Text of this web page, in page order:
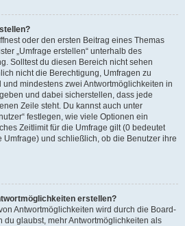
oder den ersten Beitrag eines Themas
„Umfrage erstellen“ unterhalb des
Solltest du diesen Bereich nicht sehen
nicht die Berechtigung, Umfragen zu
mindestens zwei Antwortmöglichkeiten in
und dabei sicherstellen, dass jede
Zeile steht. Du kannst auch unter
festlegen, wie viele Optionen ein
Zeitlimit für die Umfrage gilt (0 bedeutet
und schließlich, ob die Benutzer ihre
erstellen?
Antwortmöglichkeiten wird durch die Board-
du glaubst, mehr Antwortmöglichkeiten als